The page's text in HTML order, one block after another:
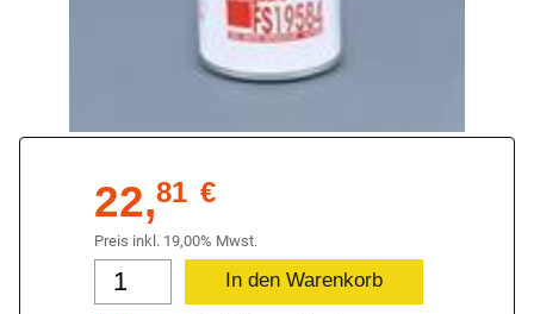
22,81 €
Preis inkl. 19,00% Mwst.